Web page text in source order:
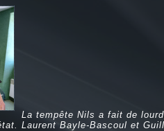
La tempête Nils a fait de
Laurent Bayle-Bascoul et